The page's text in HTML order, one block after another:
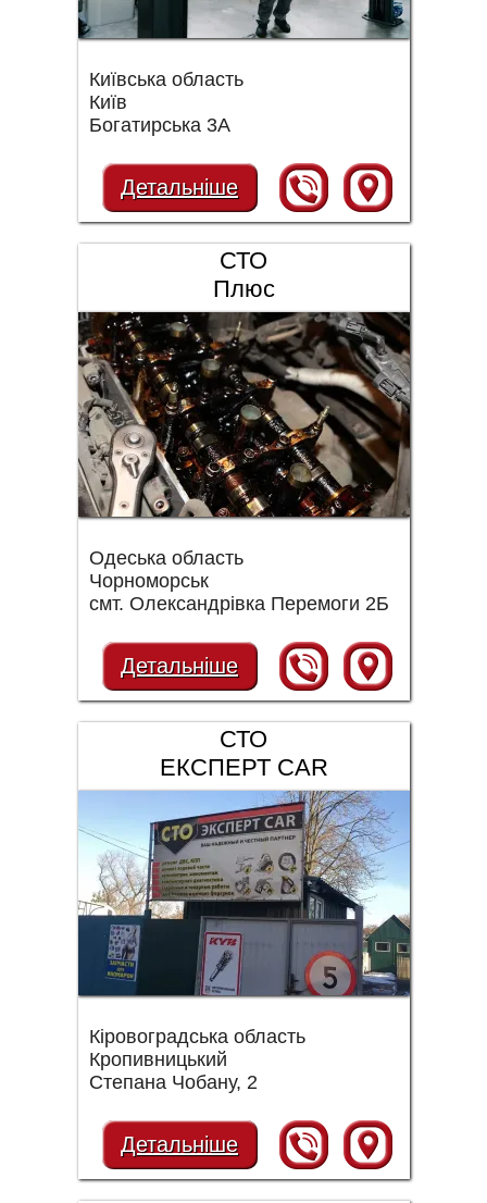
Київська область
Київ
Богатирська 3А
Детальніше
СТО
Плюс
Одеська область
Чорноморськ
смт. Олександрівка Перемоги 2Б
Детальніше
СТО
ЕКСПЕРТ CAR
Кіровоградська область
Кропивницький
Степана Чобану, 2
Детальніше